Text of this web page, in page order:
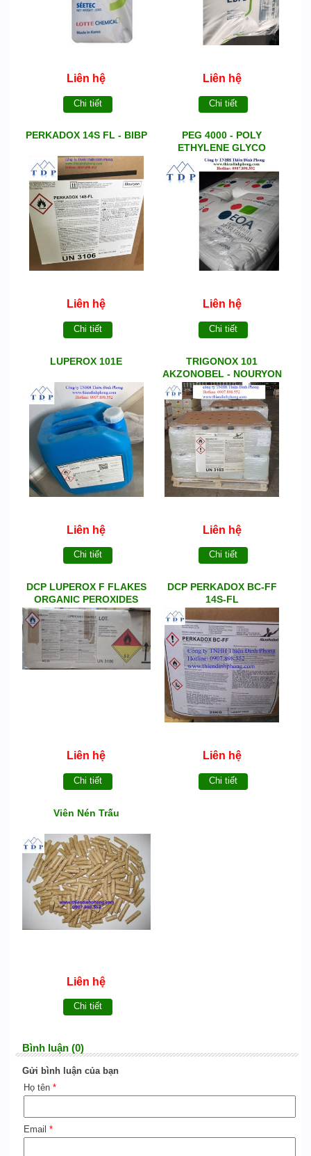
Liên hệ
Chi tiết
Liên hệ
Chi tiết
PERKADOX 14S FL - BIBP
Liên hệ
Chi tiết
PEG 4000 - POLY
ETHYLENE GLYCO
Liên hệ
Chi tiết
LUPEROX 101E
Liên hệ
Chi tiết
TRIGONOX 101
AKZONOBEL - NOURYON
Liên hệ
Chi tiết
DCP LUPEROX F FLAKES
ORGANIC PEROXIDES
Liên hệ
Chi tiết
DCP PERKADOX BC-FF
14S-FL
Liên hệ
Chi tiết
Viên Nén Trấu
Liên hệ
Chi tiết
Bình luận (0)
Gửi bình luận của bạn
Họ tên *
Email *